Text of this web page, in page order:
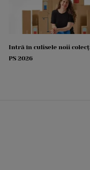
Intră în culisele noii
PS 2026